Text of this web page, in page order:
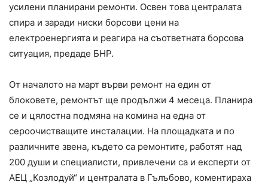
усилени планирани ремонти. Освен това централата
спира и заради ниски борсови цени на
електроенергията и реагира на съответната борсова
ситуация, предаде БНР.
От началото на март върви ремонт на един от
блоковете, ремонтът ще продължи 4 месеца. Планира
се и цялостна подмяна на комина на една от
сероочистващите инсталации. На площадката и по
различните звена, където са ремонтите, работят над
200 души и специалисти, привлечени са и експерти от
АЕЦ „Козлодуй“ и централата в Гълъбово, коментираха